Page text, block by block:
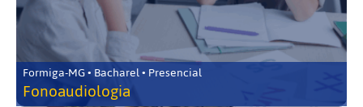
Formiga-MG • Bacharel • Presencial
Fonoaudiologia